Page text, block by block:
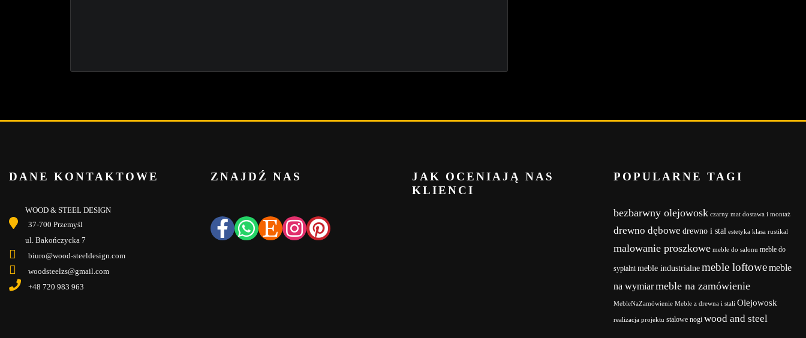
DANE KONTAKTOWE
WOOD & STEEL DESIGN
37-700 Przemyśl
ul. Bakończycka 7
biuro@wood-steeldesign.com
woodsteelzs@gmail.com
+48 720 983 963
ZNAJDŹ NAS
JAK OCENIAJĄ NAS
KLIENCI
POPULARNE TAGI
bezbarwny olejowosk czarny mat dostawa i montaż
drewno dębowe drewno i stal estetyka klasa rustikal
malowanie proszkowe meble do salonu meble do
sypialni meble industrialne meble loftowemeble
na wymiarmeble na zamówienie
MebleNaZamówienie Meble z drewna i stali Olejowosk
realizacja projektu stalowe nogi wood and steel